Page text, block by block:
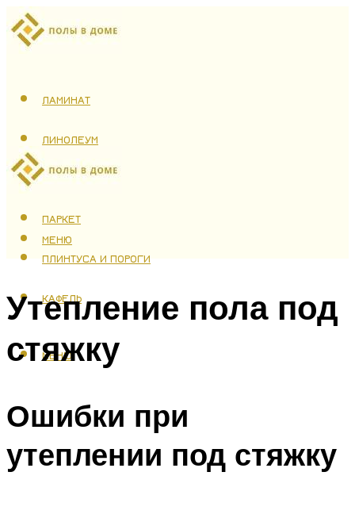
ЛАМИНАТ
ЛИНОЛЕУМ
ТЕПЛЫЙ ПОЛ
ПАРКЕТ
ПЛИНТУСА И ПОРОГИ
КАФЕЛЬ
МЕНЮ
МЕНЮ
Утепление пола под
стяжку
Ошибки при
утеплении под стяжку